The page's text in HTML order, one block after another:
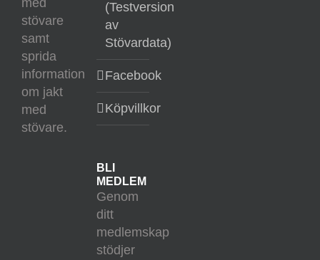
med
stövare
samt
sprida
information
om jakt
med
stövare.
(Testversion
av
Stövardata)
Facebook
Köpvillkor
BLI
MEDLEM
Genom
ditt
medlemskap
stödjer